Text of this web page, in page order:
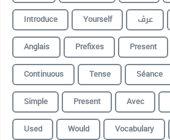
Introduce
Yourself عرف
Anglais
Prefixes Present
Continuous
Tense Séance
Simple
Present Avec
Used
Would Vocabulary